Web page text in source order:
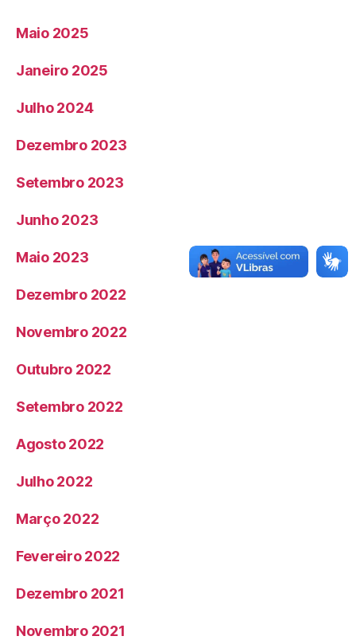
Maio 2025
Janeiro 2025
Julho 2024
Dezembro 2023
Setembro 2023
Junho 2023
Maio 2023
Dezembro 2022
Novembro 2022
Outubro 2022
Setembro 2022
Agosto 2022
Julho 2022
Março 2022
Fevereiro 2022
Dezembro 2021
Novembro 2021